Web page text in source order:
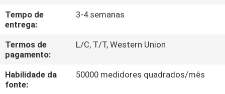
ESTOJOS
PEÇA
UMAS
CITAÇÕES
Tempo de
entrega:
3-4 semanas
Termos de
pagamento:
L/C, T/T, Western Union
Habilidade da
fonte:
50000 medidores quadrados/mês